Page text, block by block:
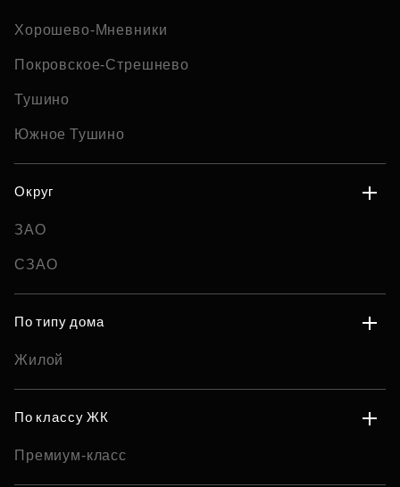
Хорошево-Мневники
Покровское-Стрешнево
Тушино
Южное Тушино
Округ
ЗАО
СЗАО
По типу дома
Жилой
По классу ЖК
Премиум-класс